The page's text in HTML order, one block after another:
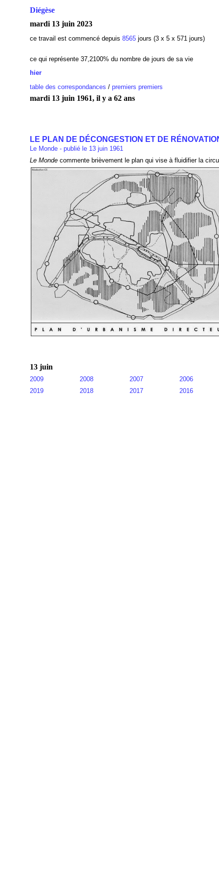
Diégèse
mardi 13 juin 2023
ce travail est commencé depuis 8565jours (3 x 5 x 571 jours)
ce qui représente 37,2100% du nombre de jours de sa vie
hier
table des correspondances / premiers premiers
mardi 13 juin 1961, il y a 62 ans
LE PLAN DE DÉCONGESTION ET DE
Le Monde - publié le 13 juin 1961
Le Mondecommente brièvement le plan qui vise à fluidifier la
13 juin
2009 2008 2007
2006
2019
2018 2017 2016